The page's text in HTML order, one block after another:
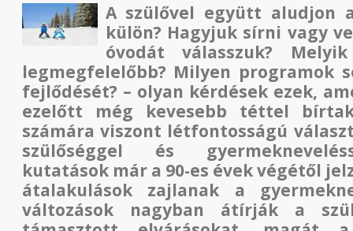
A szülővel együtt aludjon
külön? Hagyjuk sírni vagy
óvodát válasszuk?
legmegfelelőbb? Milyen programok
fejlődését? – olyan kérdések ezek,
ezelőtt még kevesebb téttel
számára viszont létfontosságú
szülőséggel és
kutatások már a 90-es évek végétől
átalakulások zajlanak a
változások nagyban átírják a